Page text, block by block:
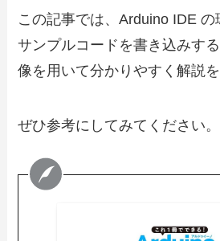
この記事では、Arduino IDE の
サンプルコードを書き込みす
像を用いて分かりやすく解説を
ぜひ参考にしてみてください。